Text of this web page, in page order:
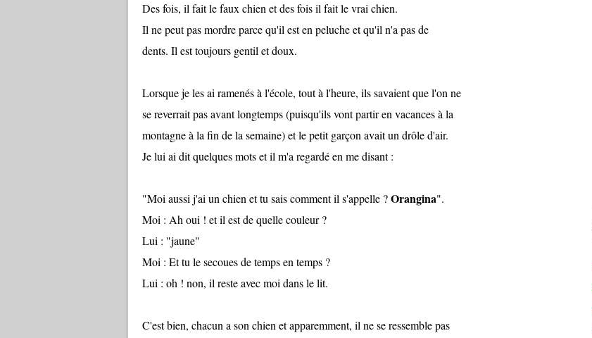
Des fois, il fait le faux chien et des fois il fait le vrai chien.
Il ne peut pas mordre parce qu'il est en peluche et qu'il n'a pas de
dents. Il est toujours gentil et doux.
Lorsque je les ai ramenés à l'école, tout à l'heure, ils savaient que l'on ne
se reverrait pas avant longtemps (puisqu'ils vont partir en vacances à la
montagne à la fin de la semaine) et le petit garçon avait un drôle d'air.
Je lui ai dit quelques mots et il m'a regardé en me disant :
"Moi aussi j'ai un chien et tu sais comment il s'appelle ?Orangina".
Moi : Ah oui ! et il est de quelle couleur ?
Lui : "jaune"
Moi : Et tu le secoues de temps en temps ?
Lui : oh ! non, il reste avec moi dans le lit.
C'est bien, chacun a son chien et apparemment, il ne se ressemble pas